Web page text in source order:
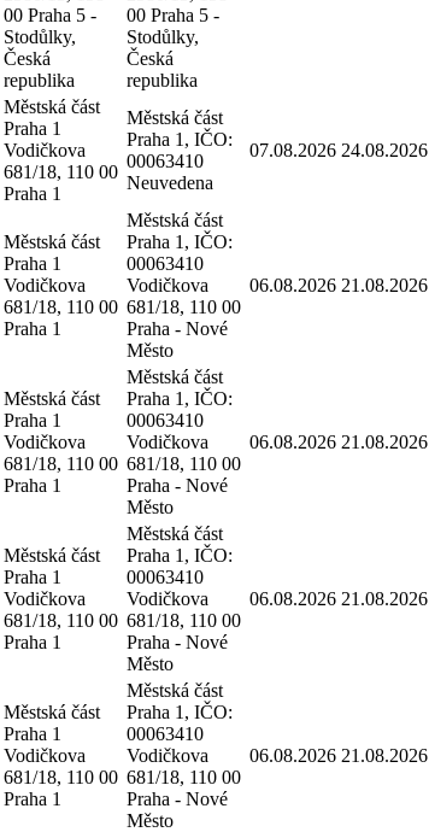
00 Praha 5 -
Stodůlky,
Česká
republika
00 Praha 5 -
Stodůlky,
Česká
republika
Městská část
Praha 1
Vodičkova
681/18, 110 00
Praha 1
Městská část
Praha 1, IČO:
00063410
Neuvedena
07.08.2026 24.08.2026
Městská část
Praha 1
Vodičkova
681/18, 110 00
Praha 1
Městská část
Praha 1, IČO:
00063410
Vodičkova
681/18, 110 00
Praha - Nové
Město
06.08.2026 21.08.2026
Městská část
Praha 1
Vodičkova
681/18, 110 00
Praha 1
Městská část
Praha 1, IČO:
00063410
Vodičkova
681/18, 110 00
Praha - Nové
Město
06.08.2026 21.08.2026
Městská část
Praha 1
Vodičkova
681/18, 110 00
Praha 1
Městská část
Praha 1, IČO:
00063410
Vodičkova
681/18, 110 00
Praha - Nové
Město
06.08.2026 21.08.2026
Městská část
Praha 1
Vodičkova
681/18, 110 00
Praha 1
Městská část
Praha 1, IČO:
00063410
Vodičkova
681/18, 110 00
Praha - Nové
Město
06.08.2026 21.08.2026